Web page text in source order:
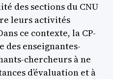
des sections du CNU
leurs activités
ce contexte, la CP-
des enseignantes-
chercheurs à ne
d’évaluation et à